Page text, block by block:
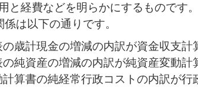
と経費などを明らかにするものです。
は以下の通りです。
歳計現金の増減の内訳が資金収支計
純資産の増減の内訳が純資産変動計
算書の純経常行政コストの内訳が行